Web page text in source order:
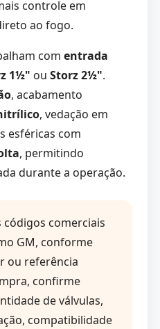
controle em
ao fogo.
com entrada
1½" ou Storz 2½".
, acabamento
, vedação em
esféricas com
, permitindo
durante a operação.
códigos comerciais
GM, conforme
ou referência
confirme
de válvulas,
compatibilidade